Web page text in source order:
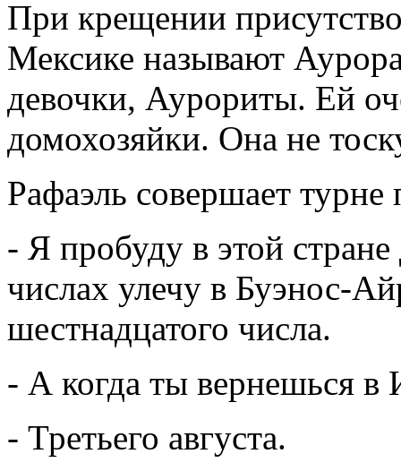
При крещении
Мексике называют
девочки, Аурориты. Ей
домохозяйки. Она не
Рафаэль совершает
- Я пробуду в этой
числах улечу в Буэнос-
шестнадцатого числа.
- А когда ты вернешься в
- Третьего августа.